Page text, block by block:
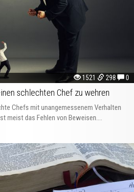
1521 298 0
schlechten Chef zu wehren
Chefs mit unangemessenem Verhalten
meist das Fehlen von Beweisen....